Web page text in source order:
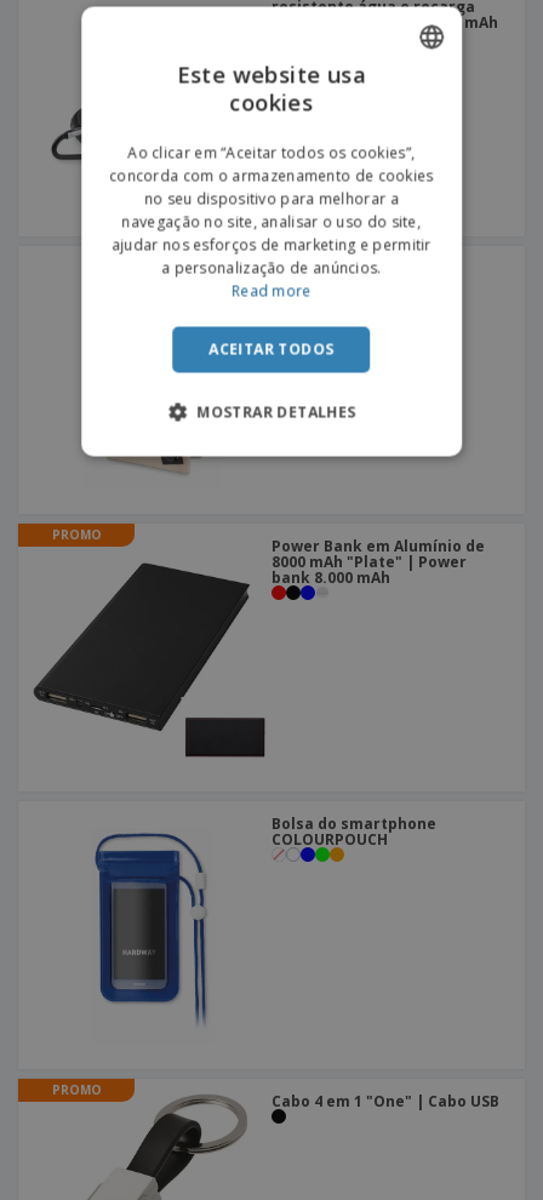
resistente água e recarga
solar | Power bank 4.000 mAh
Suporte para telemóvel
STANDOL+
PROMO
Power Bank em Alumínio de
8000 mAh "Plate" | Power
bank 8.000 mAh
Bolsa do smartphone
COLOURPOUCH
PROMO
Cabo 4 em 1 "One" | Cabo USB
SPANISH
Este website usa
cookies
Ao clicar em “Aceitar todos os cookies”,
concorda com o armazenamento de cookies
no seu dispositivo para melhorar a
navegação no site, analisar o uso do site,
ajudar nos esforços de marketing e permitir
a personalização de anúncios.
Read more
ACEITAR TODOS
MOSTRAR DETALHES